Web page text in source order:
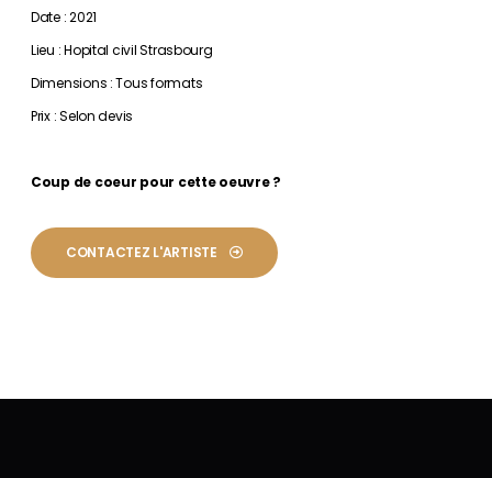
Date : 2021
Lieu : Hopital civil Strasbourg
Dimensions : Tous formats
Prix : Selon devis
Coup de coeur pour cette oeuvre ?
CONTACTEZ L'ARTISTE